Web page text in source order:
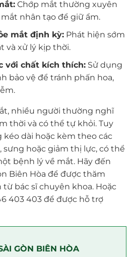
Chớp mắt thường xuyên
nhân tạo để giữ ẩm.
mắt định kỳ:Phát hiện sớm
và xử lý kịp thời.
với chất kích thích:Sử dụng
bảo vệ để tránh phấn hoa,
nhiều người thường nghĩ
thời và có thể tự khỏi. Tuy
dài hoặc kèm theo các
hoặc giảm thị lực, có thể
bệnh lý về mắt. Hãy đến
Biên Hòa để được thăm
bác sĩ chuyên khoa. Hoặc
403 403 để được hỗ trợ
GÒN BIÊN HÒA